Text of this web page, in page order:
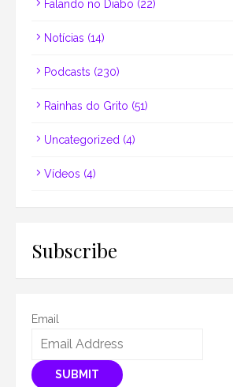
Falando no Diabo (22)
Notícias (14)
Podcasts (230)
Rainhas do Grito (51)
Uncategorized (4)
Vídeos (4)
Subscribe
Email
SUBMIT